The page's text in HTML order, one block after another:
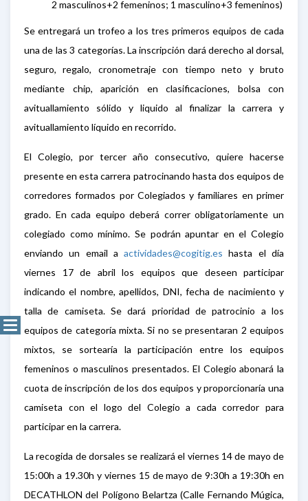
2 masculinos+2 femeninos; 1 masculino+3 femeninos)
Se entregará un trofeo a los tres primeros equipos de cada
una de las 3 categorías. La inscripción dará derecho al dorsal,
seguro, regalo, cronometraje con tiempo neto y bruto
mediante chip, aparición en clasificaciones, bolsa con
avituallamiento sólido y liquido al finalizar la carrera y
avituallamiento líquido en recorrido.
El Colegio, por tercer año consecutivo, quiere hacerse
presente en esta carrera patrocinando hasta dos equipos de
corredores formados por Colegiados y familiares en primer
grado. En cada equipo deberá correr obligatoriamente un
colegiado como mínimo. Se podrán apuntar en el Colegio
enviando un email aactividades@cogitig.es hasta el día
viernes 17 de abril los equipos que deseen participar
indicando el nombre, apellidos, DNI, fecha de nacimiento y
talla de camiseta. Se dará prioridad de patrocinio a los
equipos de categoría mixta. Si no se presentaran 2 equipos
mixtos, se sortearía la participación entre los equipos
femeninos o masculinos presentados. El Colegio abonará la
cuota de inscripción de los dos equipos y proporcionaría una
camiseta con el logo del Colegio a cada corredor para
participar en la carrera.
La recogida de dorsales se realizará el viernes 14 de mayo de
15:00h a 19.30h y viernes 15 de mayo de 9:30h a 19:30h en
DECATHLON del Polígono Belartza (Calle Fernando Múgica,